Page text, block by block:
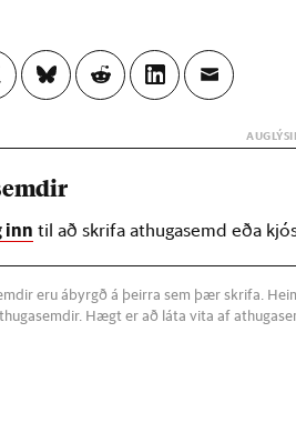
inn til að skrifa athugasemd eða
eru ábyrgð á þeirra sem þær skrifa.
Hægt er að láta vita af